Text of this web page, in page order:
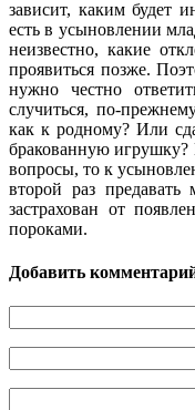
зависит, каким будет
есть в усыновлении
неизвестно, какие
проявиться позже.
нужно честно
случиться, по-
как к родному? Или
бракованную игрушку?
вопросы, то к
второй раз
застрахован от
пороками.
Добавить